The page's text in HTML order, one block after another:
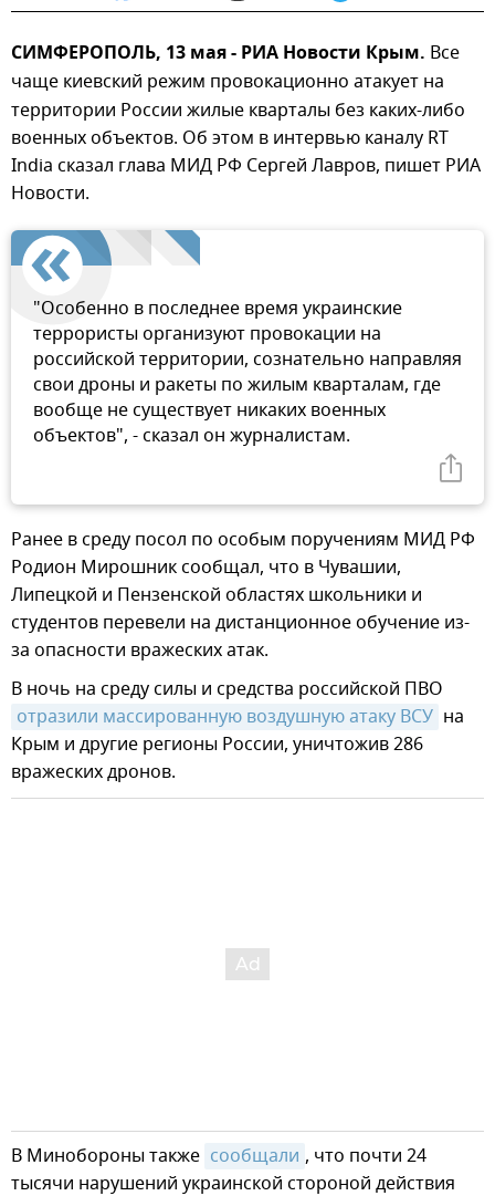
СИМФЕРОПОЛЬ, 13 мая - РИА Новости Крым. Все
чаще киевский режим провокационно атакует на
территории России жилые кварталы без каких-либо
военных объектов. Об этом в интервью каналу RT
India сказал глава МИД РФ Сергей Лавров, пишет РИА
Новости.
"Особенно в последнее время украинские
террористы организуют провокации на
российской территории, сознательно направляя
свои дроны и ракеты по жилым кварталам, где
вообще не существует никаких военных
объектов", - сказал он журналистам.
Ранее в среду посол по особым поручениям МИД РФ
Родион Мирошник сообщал, что в Чувашии,
Липецкой и Пензенской областях школьники и
студентов перевели на дистанционное обучение из-
за опасности вражеских атак.
В ночь на среду силы и средства российской ПВО
отразили массированную воздушную атаку ВСУ на
Крым и другие регионы России, уничтожив 286
вражеских дронов.
В Минобороны также сообщали , что почти 24
тысячи нарушений украинской стороной действия